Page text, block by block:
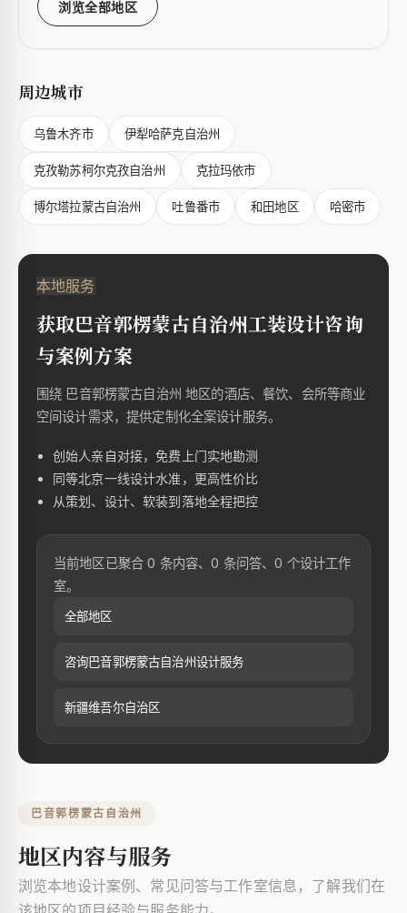
浏览全部地区
周边城市
乌鲁木齐市 伊犁哈萨克自治州
克孜勒苏柯尔克孜自治州 克拉玛依市
博尔塔拉蒙古自治州 吐鲁番市 和田地区 哈密市
本地服务
获取巴音郭楞蒙古自治州工装设计咨询
与案例方案
围绕 巴音郭楞蒙古自治州 地区的酒店、餐饮、会所等商业
空间设计需求，提供定制化全案设计服务。
创始人亲自对接，免费上门实地勘测
同等北京一线设计水准，更高性价比
从策划、设计、软装到落地全程把控
当前地区已聚合 0 条内容、0 条问答、0 个设计工作
室。
全部地区
咨询巴音郭楞蒙古自治州设计服务
新疆维吾尔自治区
巴音郭楞蒙古自治州
地区内容与服务
浏览本地设计案例、常见问答与工作室信息，了解我们在